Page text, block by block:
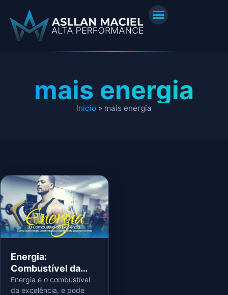
mais energia
Início » mais energia
Energia:
Combustível da
Excelência
Energia é o combustível
da excelência, e pode